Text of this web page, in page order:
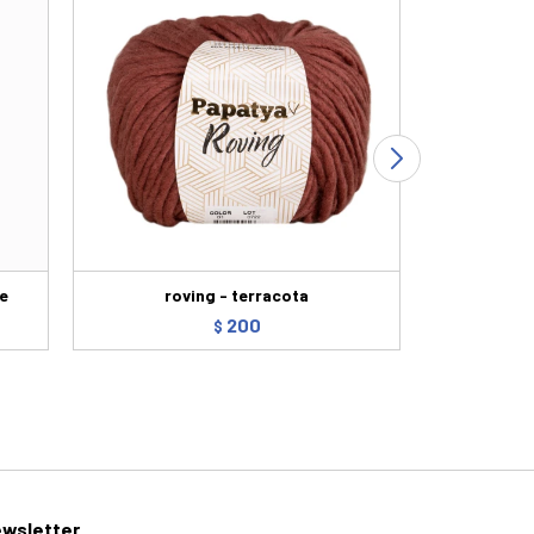
roving - terracota
$ 200